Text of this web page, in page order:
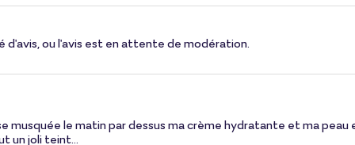
d'avis, ou l'avis est en attente de modération.
musquée le matin par dessus ma crème hydratante et ma
un joli teint...